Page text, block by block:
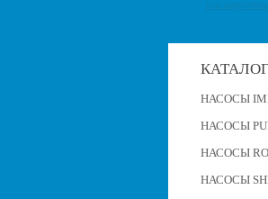
НАСОСЫ
НАСОСЫ
НАСОСЫ
НАСОСЫ